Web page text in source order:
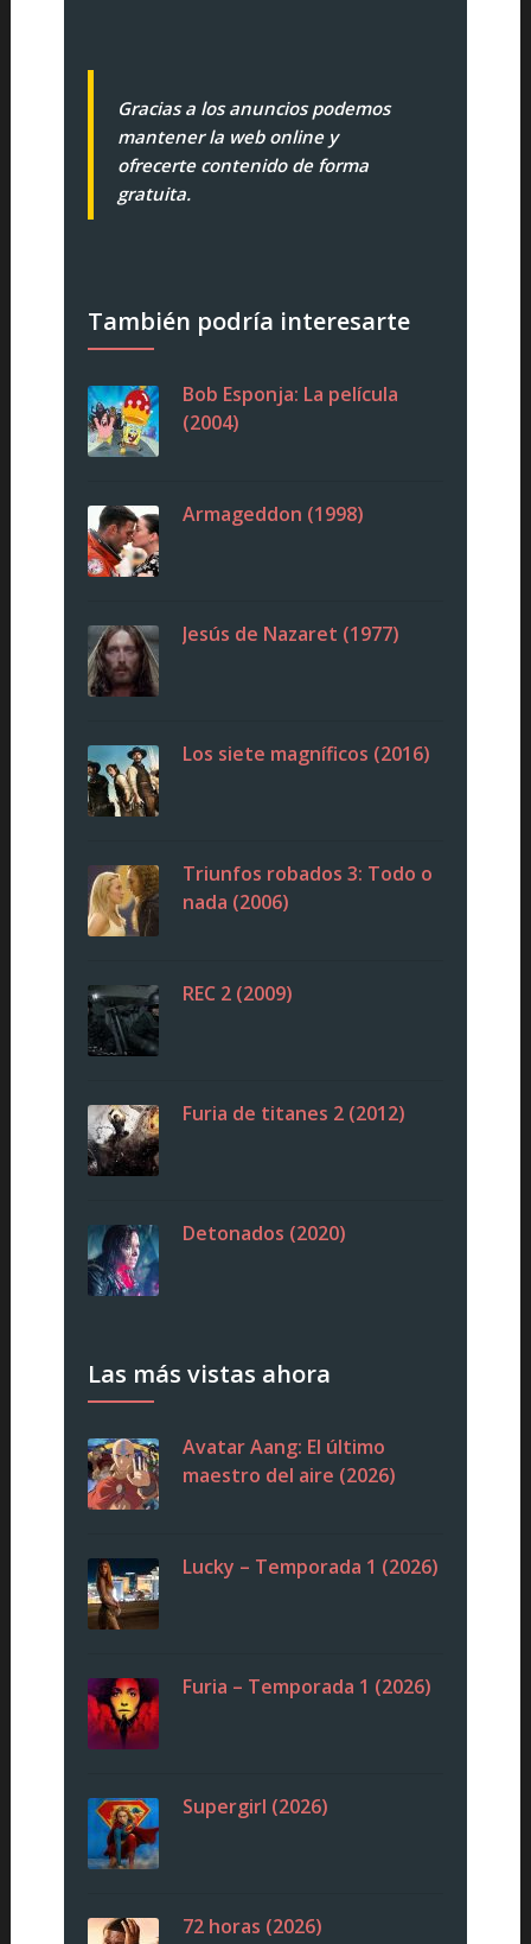
Gracias a los anuncios podemos
mantener la web online y
ofrecerte contenido de forma
gratuita.
También podría interesarte
Bob Esponja: La película
(2004)
Armageddon (1998)
Jesús de Nazaret (1977)
Los siete magníficos (2016)
Triunfos robados 3: Todo o
nada (2006)
REC 2 (2009)
Furia de titanes 2 (2012)
Detonados (2020)
Las más vistas ahora
Avatar Aang: El último
maestro del aire (2026)
Lucky – Temporada 1 (2026)
Furia – Temporada 1 (2026)
Supergirl (2026)
72 horas (2026)